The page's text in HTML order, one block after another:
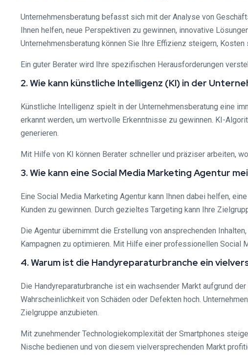
Unternehmensberatung befasst sich mit der Analyse von
Ihnen helfen, neue Perspektiven zu gewinnen, innovative
Unternehmensberatung können Sie Ihre Effizienz steigern,
Ein guter Berater wird Ihre spezifischen Herausforderungen
2. Wie kann künstliche Intelligenz (KI) in der
Künstliche Intelligenz spielt in der Unternehmensberatung eine
erkannt werden, um wertvolle Erkenntnisse zu gewinnen. KI-
generieren.
Mit Hilfe von KI können Berater schneller und präziser arbeiten,
3. Wie kann eine Social Media Marketing Agentur
Eine Social Media Marketing Agentur kann Ihnen dabei helfen,
Kunden zu gewinnen. Durch gezieltes Targeting kann Ihre
Die Agentur übernimmt die Erstellung von ansprechenden
Kampagnen zu optimieren. Mit Hilfe einer professionellen Social
4. Warum ist die Handyreparaturbranche ein
Die Handyreparaturbranche ist ein wachsender Markt aufgrund
Wahrscheinlichkeit von Schäden oder Defekten hoch.
Zielgruppe anzubieten.
Mit zunehmender Technologiekomplexität der Smartphones
Nische bedienen und von diesem vielversprechenden Markt